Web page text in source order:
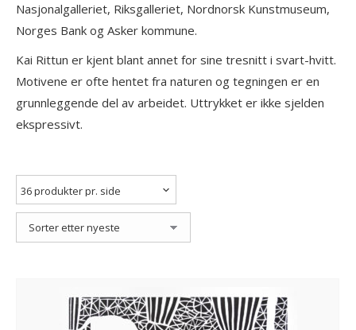
Nasjonalgalleriet, Riksgalleriet, Nordnorsk Kunstmuseum,
Norges Bank og Asker kommune.
Kai Rittun er kjent blant annet for sine tresnitt i svart-hvitt.
Motivene er ofte hentet fra naturen og tegningen er en
grunnleggende del av arbeidet. Uttrykket er ikke sjelden
ekspressivt.